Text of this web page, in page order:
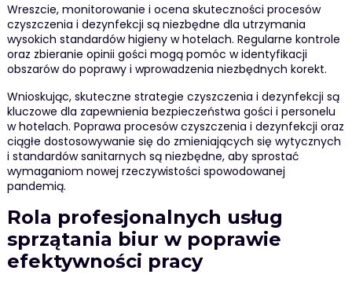
Wreszcie, monitorowanie i ocena skuteczności procesów
czyszczenia i dezynfekcji są niezbędne dla utrzymania
wysokich standardów higieny w hotelach. Regularne kontrole
oraz zbieranie opinii gości mogą pomóc w identyfikacji
obszarów do poprawy i wprowadzenia niezbędnych korekt.
Wnioskując, skuteczne strategie czyszczenia i dezynfekcji są
kluczowe dla zapewnienia bezpieczeństwa gości i personelu
w hotelach. Poprawa procesów czyszczenia i dezynfekcji oraz
ciągłe dostosowywanie się do zmieniających się wytycznych
i standardów sanitarnych są niezbędne, aby sprostać
wymaganiom nowej rzeczywistości spowodowanej
pandemią.
Rola profesjonalnych usług
sprzątania biur w poprawie
efektywności pracy